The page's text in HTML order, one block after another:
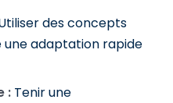
des concepts
adaptation rapide
: Tenir une